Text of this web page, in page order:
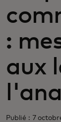
:
aux
Publié : 7